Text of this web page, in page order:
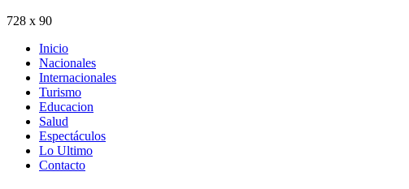
728 x 90
Inicio
Nacionales
Internacionales
Turismo
Educacion
Salud
Espectáculos
Lo Ultimo
Contacto